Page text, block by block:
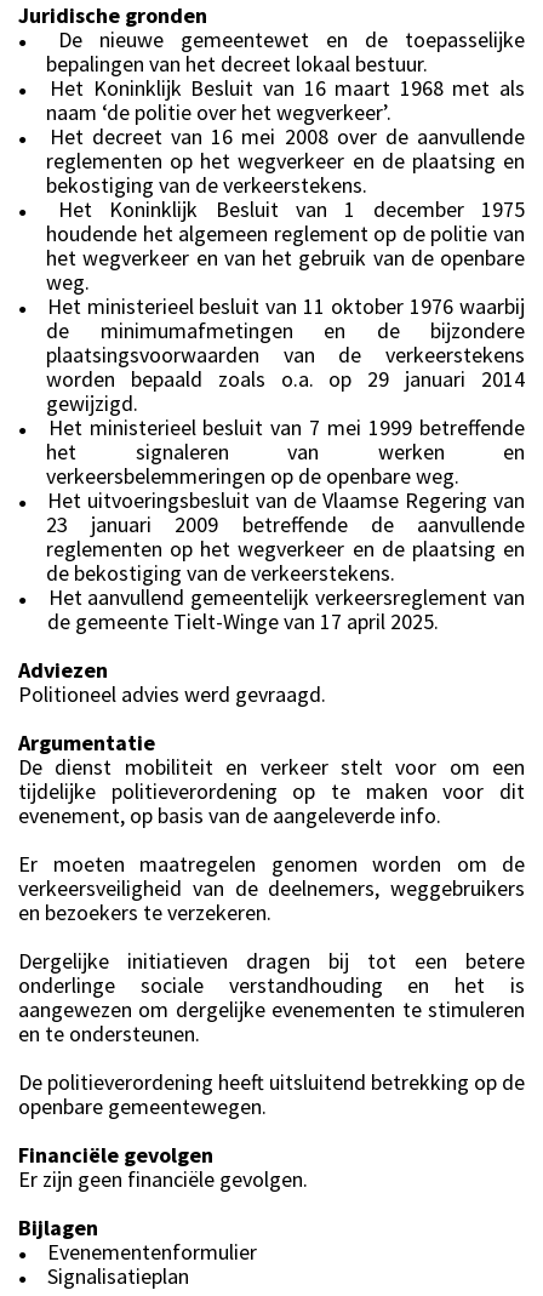
Juridische gronden
●
De nieuwe gemeentewet en de toepasselijke
bepalingen van het decreet lokaal bestuur.
●
Het Koninklijk Besluit van 16 maart 1968 met als
naam ‘de politie over het wegverkeer’.
●
Het decreet van 16 mei 2008 over de aanvullende
reglementen op het wegverkeer en de plaatsing en
bekostiging van de verkeerstekens.
●
Het Koninklijk Besluit van 1 december 1975
houdende het algemeen reglement op de politie van
het wegverkeer en van het gebruik van de openbare
weg.
●
Het ministerieel besluit van 11 oktober 1976 waarbij
de minimumafmetingen en de bijzondere
plaatsingsvoorwaarden van de verkeerstekens
worden bepaald zoals o.a. op 29 januari 2014
gewijzigd.
●
Het ministerieel besluit van 7 mei 1999 betreffende
het signaleren van werken en
verkeersbelemmeringen op de openbare weg.
●
Het uitvoeringsbesluit van de Vlaamse Regering van
23 januari 2009 betreffende de aanvullende
reglementen op het wegverkeer en de plaatsing en
de bekostiging van de verkeerstekens.
●
Het aanvullend gemeentelijk verkeersreglement van
de gemeente Tielt-Winge van 17 april 2025.
Adviezen
Politioneel advies werd gevraagd.
Argumentatie
De dienst mobiliteit en verkeer stelt voor om een
tijdelijke politieverordening op te maken voor dit
evenement, op basis van de aangeleverde info.
Er moeten maatregelen genomen worden om de
verkeersveiligheid van de deelnemers, weggebruikers
en bezoekers te verzekeren.
Dergelijke initiatieven dragen bij tot een betere
onderlinge sociale verstandhouding en het is
aangewezen om dergelijke evenementen te stimuleren
en te ondersteunen.
De politieverordening heeft uitsluitend betrekking op de
openbare gemeentewegen.
Financiële gevolgen
Er zijn geen financiële gevolgen.
Bijlagen
● Evenementenformulier
●
Signalisatieplan